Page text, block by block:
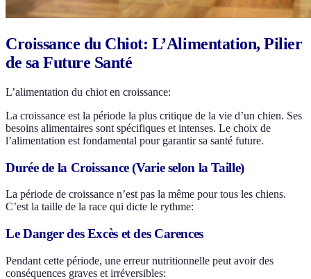
Croissance du Chiot: L’Alimentation, Pilier
de sa Future Santé
L’alimentation du chiot en croissance:
La croissance est la période la plus critique de la vie d’un chien. Ses
besoins alimentaires sont spécifiques et intenses. Le choix de
l’alimentation est fondamental pour garantir sa santé future.
Durée de la Croissance (Varie selon la Taille)
La période de croissance n’est pas la même pour tous les chiens.
C’est la taille de la race qui dicte le rythme:
Le Danger des Excès et des Carences
Pendant cette période, une erreur nutritionnelle peut avoir des
conséquences graves et irréversibles: